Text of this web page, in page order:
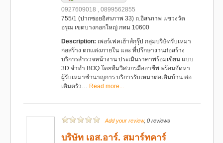
0927609018 , 0899562855
755/1 (ปากซอยอิสรภาพ 33) ถ.อิสรภาพ แขวงวัด
อรุณ เขตบางกอกใหญ่ กทม 10600
Description: เพอร์เฟคเฮ้าส์กรุ๊ป กลุ่มบริษัทรับเหมา
ก่อสร้าง ตกแต่งภายใน และ ที่่ปรึกษางานก่อสร้าง
บริการสำรวจหน้างาน ประเมินราคาพร้อมเขียน แบบ
3D จำทำ BOQ โดยทีมวิศวกรมืออาชีพ พร้อมจัดหา
ผู้รับเหมาชำนาญการ บริการรับเหมาต่อเติมบ้าน ต่อ
เติมครัว… Read more...
Add your review, 0 reviews
บริษัท เอส.อาร์. สมาร์ทคาร์